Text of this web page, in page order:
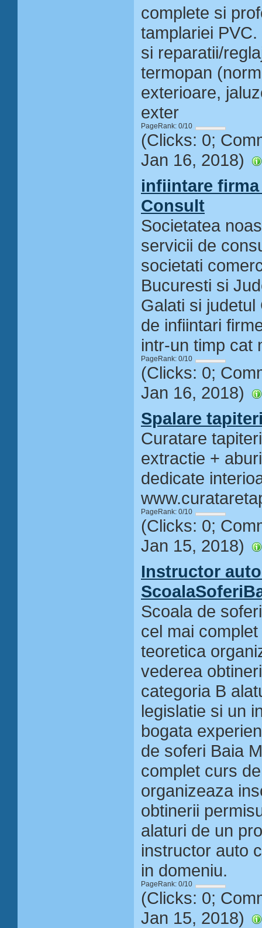
complete si
tamplariei
si reparatii/
termopan
exterioare,
exter
PageRank: 0/10
(Clicks: 0;
Jan 16, 2018)
infiintare
Consult
Societatea
servicii de
societati
Bucuresti si
Galati si
de infiintari
intr-un timp cat
PageRank: 0/10
(Clicks: 0;
Jan 16, 2018)
Spalare
Curatare
extractie +
dedicate
PageRank: 0/10
(Clicks: 0;
Jan 15, 2018)
Instructor
Scoala de
cel mai
teoretica
vederea
categoria B
legislatie si un
bogata
de soferi Baia
complet curs
organizeaza
obtinerii
alaturi de un
instructor auto
in domeniu.
PageRank: 0/10
(Clicks: 0;
Jan 15, 2018)